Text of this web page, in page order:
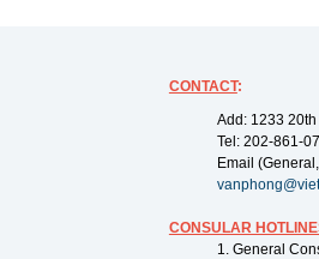
CONTACT:
Add: 1233
Tel: 202-861-
Email
CONSULAR
1. General